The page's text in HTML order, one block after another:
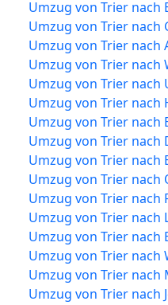
Umzug von Trier nach
Umzug von Trier nach
Umzug von Trier nach
Umzug von Trier nach
Umzug von Trier nach
Umzug von Trier nach
Umzug von Trier nach
Umzug von Trier nach
Umzug von Trier nach
Umzug von Trier nach
Umzug von Trier nach
Umzug von Trier nach
Umzug von Trier nach
Umzug von Trier nach
Umzug von Trier nach
Umzug von Trier nach